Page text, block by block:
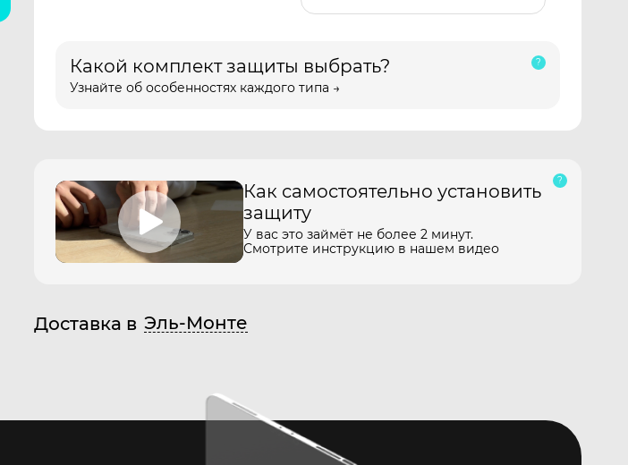
Какой комплект защиты выбрать?
Узнайте об особенностях каждого типа →
Как самостоятельно установить
защиту
У вас это займёт не более 2 минут.
Смотрите инструкцию в нашем видео
Доставка в Эль-Монте